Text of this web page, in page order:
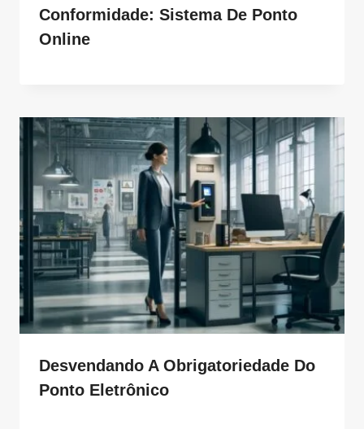
Conformidade: Sistema De Ponto
Online
Desvendando A Obrigatoriedade Do
Ponto Eletrônico